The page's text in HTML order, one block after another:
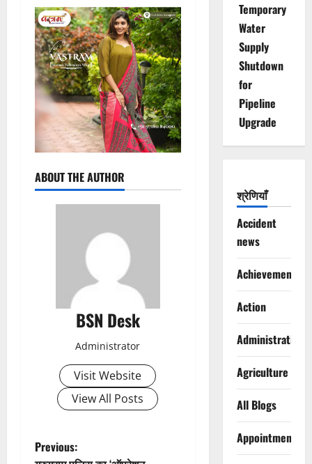
ABOUT THE AUTHOR
BSN Desk
Administrator
Visit Website
View All Posts
P
Previous:
Temporary
Water
Supply
Shutdown
for
Pipeline
Upgrade
श्रेणियाँ
Accident
news
Achievements
Action
Administration
Agriculture
All Blogs
Appointments